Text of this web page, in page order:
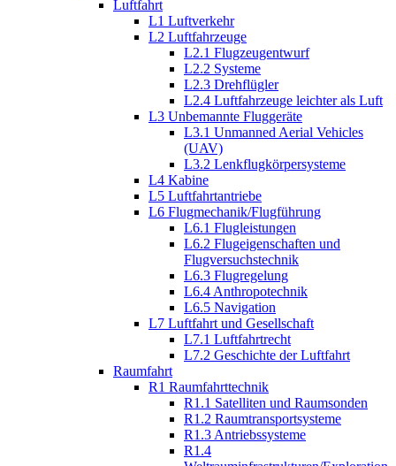
Luftfahrt
L1 Luftverkehr
L2 Luftfahrzeuge
L2.1 Flugzeugentwurf
L2.2 Systeme
L2.3 Drehflügler
L2.4 Luftfahrzeuge leichter als Luft
L3 Unbemannte Fluggeräte
L3.1 Unmanned Aerial Vehicles
(UAV)
L3.2 Lenkflugkörpersysteme
L4 Kabine
L5 Luftfahrtantriebe
L6 Flugmechanik/Flugführung
L6.1 Flugleistungen
L6.2 Flugeigenschaften und
Flugversuchstechnik
L6.3 Flugregelung
L6.4 Anthropotechnik
L6.5 Navigation
L7 Luftfahrt und Gesellschaft
L7.1 Luftfahrtrecht
L7.2 Geschichte der Luftfahrt
Raumfahrt
R1 Raumfahrttechnik
R1.1 Satelliten und Raumsonden
R1.2 Raumtransportsysteme
R1.3 Antriebssysteme
R1.4